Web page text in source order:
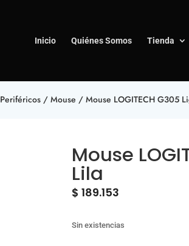
Inicio Quiénes Somos Tienda
Periféricos/ Mouse / Mouse LOGITECH G305
Mouse
Lila
$ 189.153
Sin existencias